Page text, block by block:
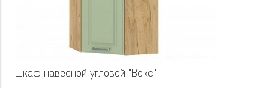
Шкаф навесной угловой "Вокс"